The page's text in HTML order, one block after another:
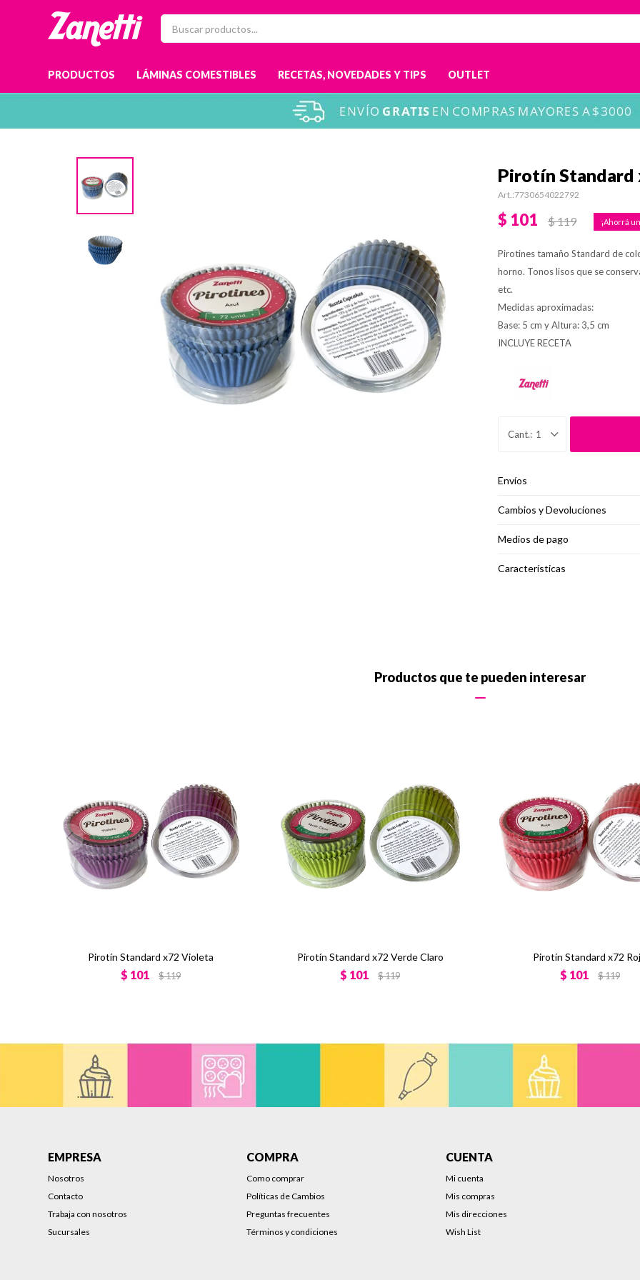
PRODUCTOS LÁMINAS COMESTIBLES RECETAS, NOVEDADES Y TIPS OUTLET
Pirotín Standard
7730654022792
$ 101 $119
Pirotines tamaño Standard de
horno. Tonos lisos que se
etc.
Medidas aproximadas:
Base: 5 cm y Altura: 3,5 cm
INCLUYE RECETA
1
Envíos
Cambios y Devoluciones
Medios de pago
Características
Productos que te pueden interesar
Pirotín Standard x72 Violeta
$ 101 $119
Pirotín Standard x72 Verde Claro
$ 101 $119
Pirotín Standard x72
$ 101 $119
EMPRESA
Nosotros
Contacto
Trabaja con nosotros
Sucursales
COMPRA
Como comprar
Políticas de Cambios
Preguntas frecuentes
Términos y condiciones
CUENTA
Mi cuenta
Mis compras
Mis direcciones
Wish List